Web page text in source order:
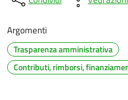
Argomenti
Trasparenza amministrativa
Contributi, rimborsi,